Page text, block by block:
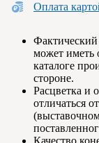
Оплата
Фактический
может иметь
каталоге
стороне.
Расцветка и
отличаться